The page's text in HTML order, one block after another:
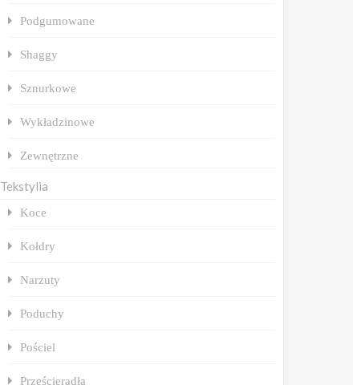
Podgumowane
Shaggy
Sznurkowe
Wykładzinowe
Zewnętrzne
Tekstylia
Koce
Kołdry
Narzuty
Poduchy
Pościel
Prześcieradła